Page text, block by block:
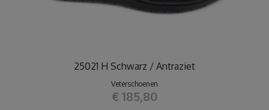
25021 H Schwarz / Antraziet
Veterschoenen
€ 185,80